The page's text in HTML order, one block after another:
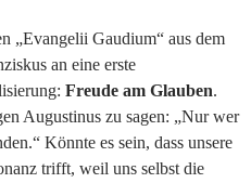
„Evangelii Gaudium“ aus dem
an eine erste
Freude am Glauben.
Augustinus zu sagen: „Nur wer
Könnte es sein, dass unsere
trifft, weil uns selbst die